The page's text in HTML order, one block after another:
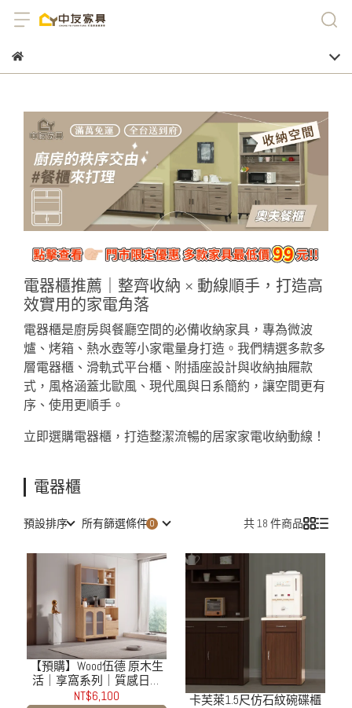
電器櫃推薦｜整齊收納 × 動線順手，打造高
效實用的家電角落
電器櫃是廚房與餐廳空間的必備收納家具，專為微波
爐、烤箱、熱水壺等小家電量身打造。我們精選多款多
層電器櫃、滑軌式平台櫃、附插座設計與收納抽屜款
式，風格涵蓋北歐風、現代風與日系簡約，讓空間更有
序、使用更順手。
立即選購電器櫃，打造整潔流暢的居家家電收納動線！
電器櫃
預設排序 所有篩選條件 共 18 件商品
【預購】Wood伍德 原木生
活｜享窩系列｜質感日系
餐櫃組
NT$6,100
卡芙萊1.5尺仿石紋碗碟櫃